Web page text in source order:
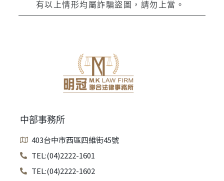
有以上情形均屬詐騙盜圖，請勿上當。
中部事務所
403台中市西區四維街45號
TEL:(04)2222-1601
TEL:(04)2222-1602